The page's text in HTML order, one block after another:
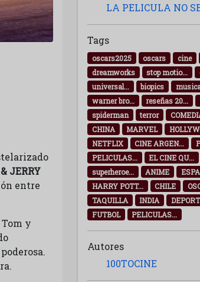
JERRY
entre
y
LA PELICULA NO
Tags
oscars2025 oscars cine
dreamworks
stop motio...
universal...
biopics
warner bro...
reseñas 20...
spiderman
terror
CHINA
MARVEL
NETFLIX
CINE ARGEN...
PELICULAS...
EL CINE QU...
superheroe...
ANIME
HARRY POTT...
CHILE
TAQUILLA
INDIA
FUTBOL
PELICULAS...
Autores
100TOCINE